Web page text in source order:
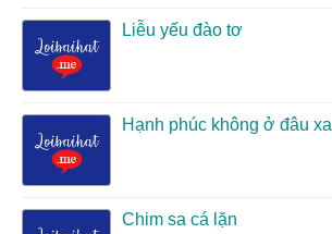
Liễu yếu đào tơ
Hạnh phúc không ở đâu xa
Chim sa cá lặn